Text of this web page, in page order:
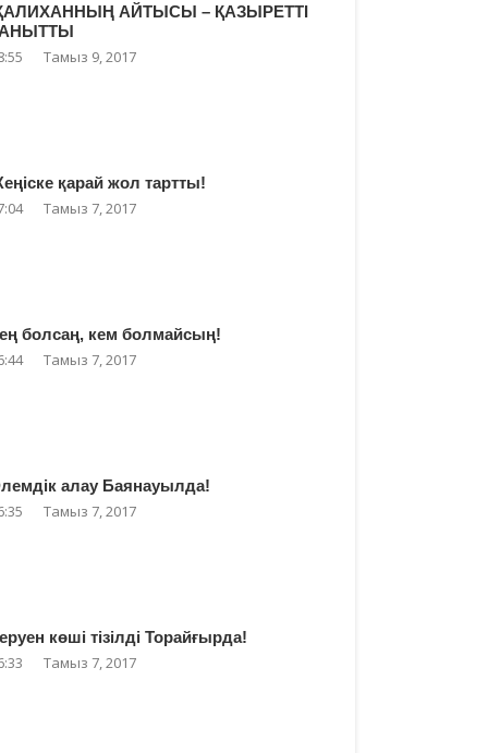
АЙТЫСЫ – ҚАЗЫРЕТТІ
Тамыз 9, 2017
қарай жол тартты!
Тамыз 7, 2017
болсаң, кем болмайсың!
Тамыз 7, 2017
алау Баянауылда!
Тамыз 7, 2017
көші тізілді Торайғырда!
Тамыз 7, 2017